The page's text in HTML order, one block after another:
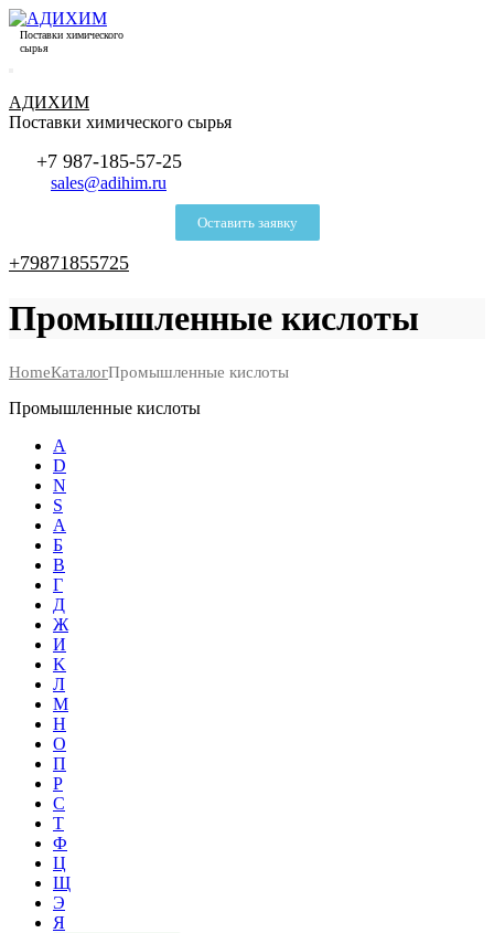
Поставки химического
сырья
АДИХИМ
Поставки химического сырья
+7 987-185-57-25
sales@adihim.ru
Оставить заявку
+79871855725
Промышленные кислоты
HomeКаталогПромышленные кислоты
Промышленные кислоты
А
D
N
S
А
Б
В
Г
Д
Ж
И
K
Л
М
Н
О
П
Р
С
Т
Ф
Ц
Щ
Э
Я